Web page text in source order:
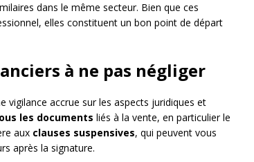
dans le même secteur. Bien que ces
elles constituent un bon point de départ
à ne pas négliger
vigilance accrue sur les aspects juridiques et
les documents liés à la vente, en particulier le
aux clauses suspensives, qui peuvent vous
après la signature.